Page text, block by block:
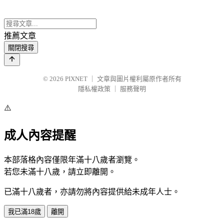
推薦文章
關閉搜尋
© 2026 PIXNET
文章與圖片權利屬原作者所有
隱私權政策
服務聲明
⚠️
成人內容提醒
本部落格內容僅限年滿十八歲者瀏覽。
若您未滿十八歲，請立即離開。
已滿十八歲者，亦請勿將內容提供給未成年人士。
我已滿18歲 離開